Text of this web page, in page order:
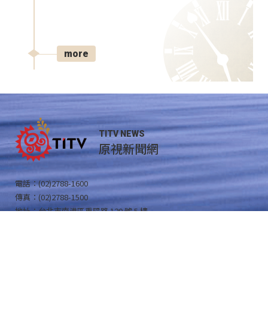
more
TITV NEWS
原視新聞網
電話：(02)2788-1600
傳真：(02)2788-1500
地址：台北市南港區重陽路 120 號 5 樓